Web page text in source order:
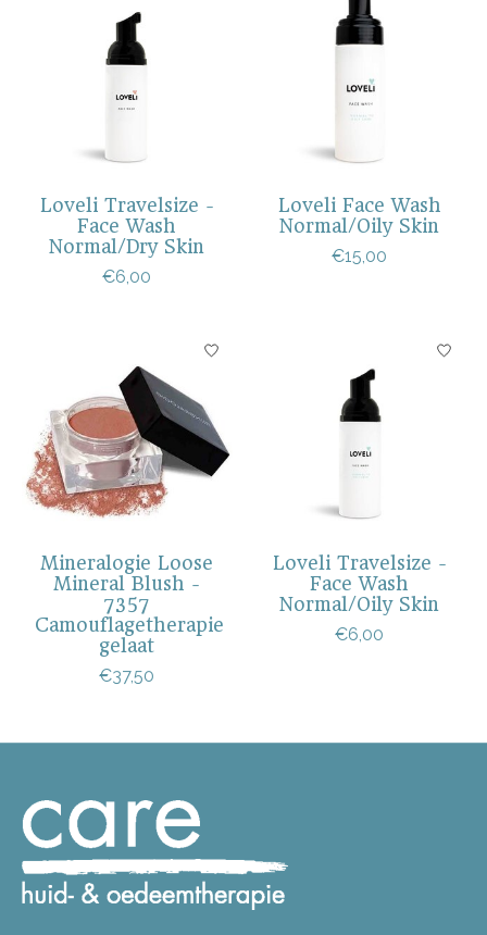
Loveli Travelsize -
Face Wash
Normal/Dry Skin
€6,00
Loveli Face Wash
Normal/Oily Skin
€15,00
Mineralogie Loose
Mineral Blush -
7357
Camouflagetherapie
gelaat
€37,50
Loveli Travelsize -
Face Wash
Normal/Oily Skin
€6,00